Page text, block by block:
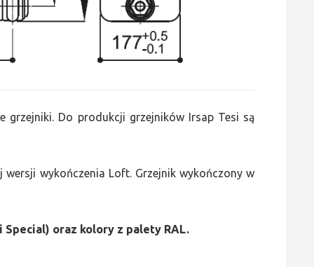
grzejniki. Do produkcji grzejników Irsap Tesi są
wykończenia Loft. Grzejnik wykończony w
oraz kolory z palety RAL.